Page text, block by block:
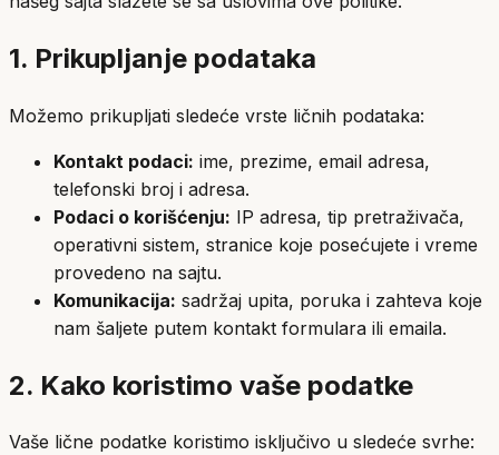
1. Prikupljanje podataka
Možemo prikupljati sledeće vrste ličnih podataka:
Kontakt podaci: ime, prezime, email adresa,
telefonski broj i adresa.
Podaci o korišćenju: IP adresa, tip pretraživača,
operativni sistem, stranice koje posećujete i vreme
provedeno na sajtu.
Komunikacija: sadržaj upita, poruka i zahteva koje
nam šaljete putem kontakt formulara ili emaila.
2. Kako koristimo vaše podatke
Vaše lične podatke koristimo isključivo u sledeće svrhe: